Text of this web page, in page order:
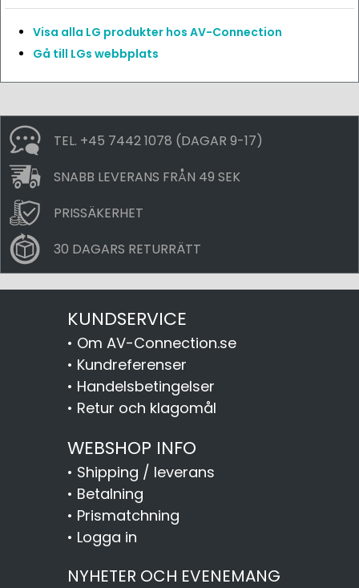
Visa alla LG produkter hos AV-Connection
Gå till LGs webbplats
TEL. +45 7442 1078 (DAGAR 9-17)
SNABB LEVERANS FRÅN 49 SEK
PRISSÄKERHET
30 DAGARS RETURRÄTT
KUNDSERVICE
• Om AV-Connection.se
• Kundreferenser
• Handelsbetingelser
• Retur och klagomål
WEBSHOP INFO
• Shipping / leverans
• Betalning
• Prismatchning
• Logga in
NYHETER OCH EVENEMANG